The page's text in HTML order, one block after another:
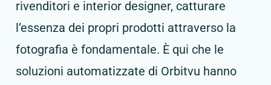
rivenditori e interior designer, catturare
l’essenza dei propri prodotti attraverso la
fotografia è fondamentale. È qui che le
soluzioni automatizzate di Orbitvu hanno